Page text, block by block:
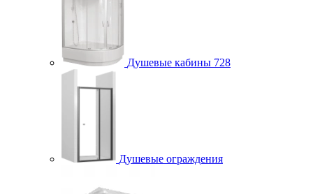
Душевые кабины 728
Душевые ограждения